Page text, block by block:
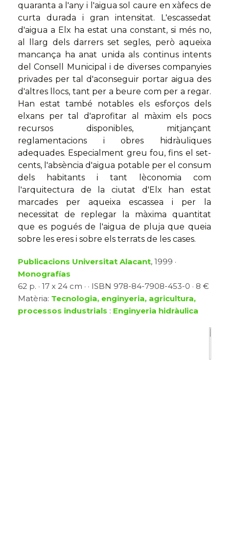
quaranta a l'any i l'aigua sol caure en xàfecs de
curta durada i gran intensitat. L'escassedat
d'aigua a Elx ha estat una constant, si més no,
al llarg dels darrers set segles, però aqueixa
mancança ha anat unida als continus intents
del Consell Municipal i de diverses companyies
privades per tal d'aconseguir portar aigua des
d'altres llocs, tant per a beure com per a regar.
Han estat també notables els esforços dels
elxans per tal d'aprofitar al màxim els pocs
recursos disponibles, mitjançant
reglamentacions i obres hidràuliques
adequades. Especialment greu fou, fins el set-
cents, l'absència d'aigua potable per el consum
dels habitants i tant lèconomia com
l'arquitectura de la ciutat d'Elx han estat
marcades per aqueixa escassea i per la
necessitat de replegar la màxima quantitat
que es pogués de l'aigua de pluja que queia
sobre les eres i sobre els terrats de les cases.
Publicacions Universitat Alacant, 1999 ·
Monografías
62 p. · 17 x 24 cm · · ISBN 978-84-7908-453-0 · 8 €
Matèria: Tecnologia, enginyeria, agricultura,
processos industrials : Enginyeria hidràulica